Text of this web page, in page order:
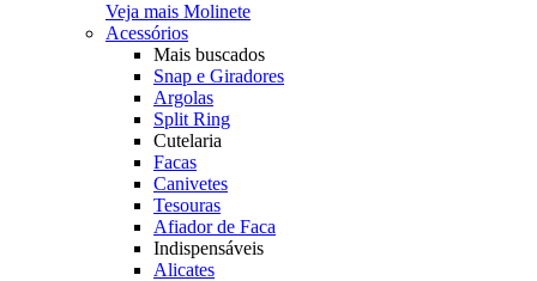
Veja mais Molinete
Acessórios
Mais buscados
Snap e Giradores
Argolas
Split Ring
Cutelaria
Facas
Canivetes
Tesouras
Afiador de Faca
Indispensáveis
Alicates